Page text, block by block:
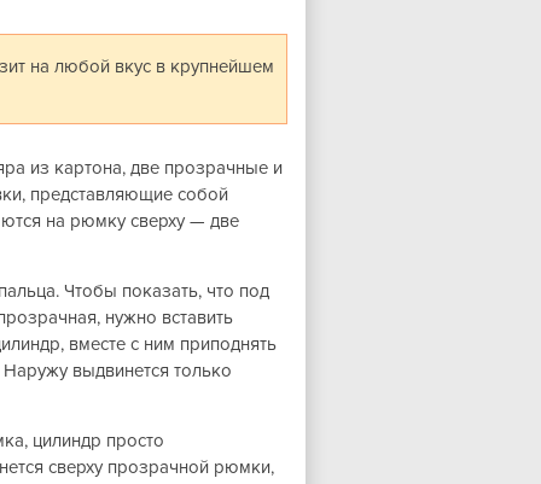
на любой вкус в крупнейшем
из картона, две прозрачные и
представляющие собой
на рюмку сверху — две
Чтобы показать, что под
нужно вставить
вместе с ним приподнять
выдвинется только
цилиндр просто
сверху прозрачной рюмки,